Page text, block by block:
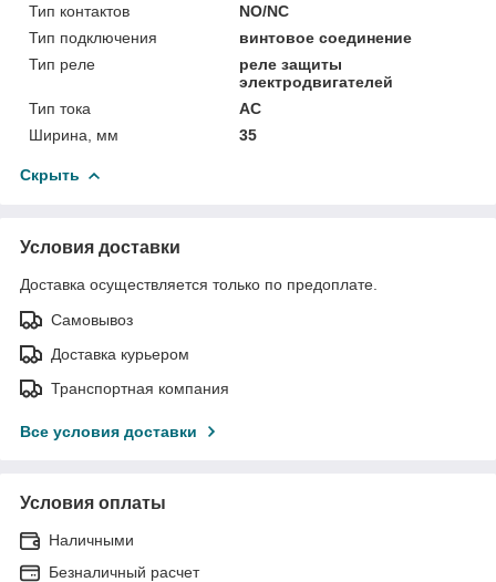
Тип контактов
NO/NC
Тип подключения
винтовое соединение
Тип реле
реле защиты
электродвигателей
Тип тока
AC
Ширина, мм
35
Скрыть
Условия доставки
Доставка осуществляется только по предоплате.
Самовывоз
Доставка курьером
Транспортная компания
Все условия доставки
Условия оплаты
Наличными
Безналичный расчет